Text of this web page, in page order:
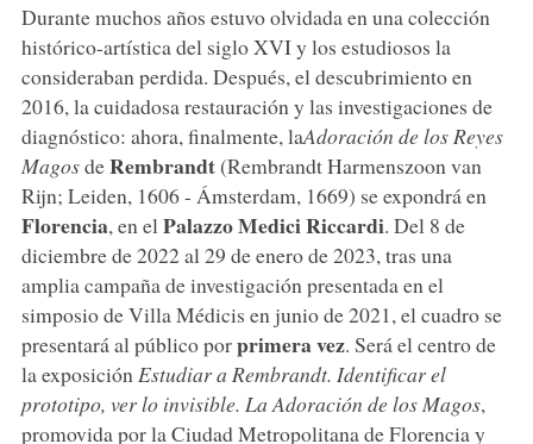
Durante muchos años estuvo olvidada en una colección
histórico-artística del siglo XVI y los estudiosos la
consideraban perdida. Después, el descubrimiento en
2016, la cuidadosa restauración y las investigaciones de
diagnóstico: ahora, finalmente, laAdoración de los Reyes
MagosdeRembrandt(Rembrandt Harmenszoon van
Rijn; Leiden, 1606 - Ámsterdam, 1669) se expondrá en
Florencia, en elPalazzo Medici Riccardi. Del 8 de
diciembre de 2022 al 29 de enero de 2023, tras una
amplia campaña de investigación presentada en el
simposio de Villa Médicis en junio de 2021, el cuadro se
presentará al público porprimera vez. Será el centro de
la exposición Estudiar a Rembrandt. Identificar el
prototipo, ver lo invisible. La Adoración de los Magos,
promovida por la Ciudad Metropolitana de Florencia y